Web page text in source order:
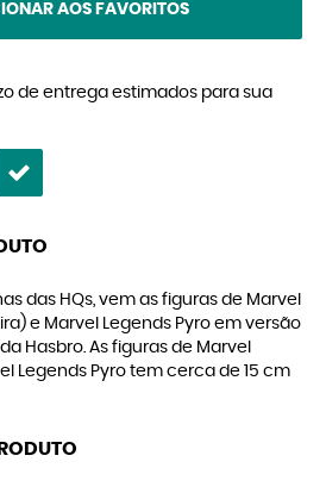
AOS FAVORITOS
de entrega estimados para sua
das HQs, vem as figuras de Marvel
e Marvel Legends Pyro em versão
Hasbro. As figuras de Marvel
Legends Pyro tem cerca de 15 cm